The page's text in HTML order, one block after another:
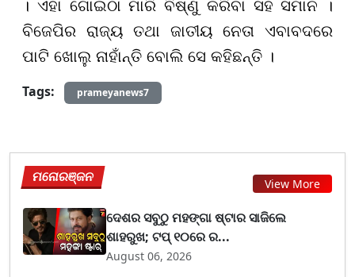
। ଏହା ଗୋଇଠା ମାରି ବିଷ୍ଣୁ କରିବା ସହ ସମାନ ।
ବିଜେପିର ରାଜ୍ୟ ତଥା ଜାତୀୟ ନେତା ଏବାବଦରେ
ପାଟି ଖୋଲୁ ନାହାଁନ୍ତି ବୋଲି ସେ କହିଛନ୍ତି ।
Tags:
prameyanews7
ମନୋରଞ୍ଜନ View More
ଦେଶର ସବୁଠୁ ମହଙ୍ଗା ଷ୍ଟାର ସାଜିଲେ
ଶାହରୁଖ; ଟପ୍‌ ୧୦ରେ ର...
August 06, 2026